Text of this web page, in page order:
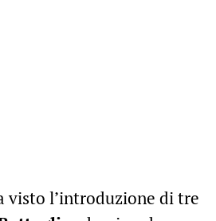
visto l’introduzione di tre